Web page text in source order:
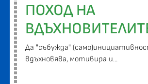
ПОХОД НА
Да "събужда"
вдъхновява, мотивира и...